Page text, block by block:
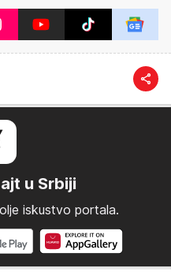
u Srbiji
iskustvo portala.